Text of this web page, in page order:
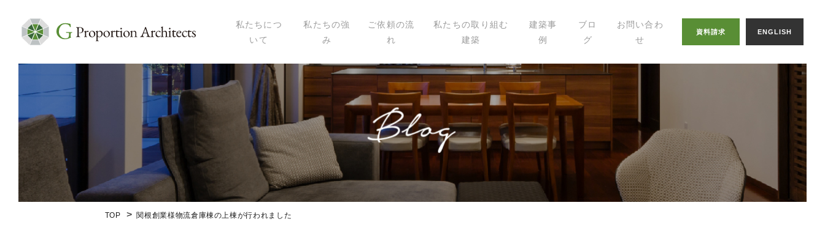
私たちにつ
いて
私たちについて
代表プロフィール
セミナー・講演
メディア掲載
会社概要
私たちの強
み
ご依頼の流
れ
私たちの取り組む
建築
建築事
例
ブロ
グ
幸せの家づくりの
八納ブログ
スタッフグログ
お問い合わ
せ
資料請求 ENGLISH
TOP 関根創業様物流倉庫棟の上棟が行われました